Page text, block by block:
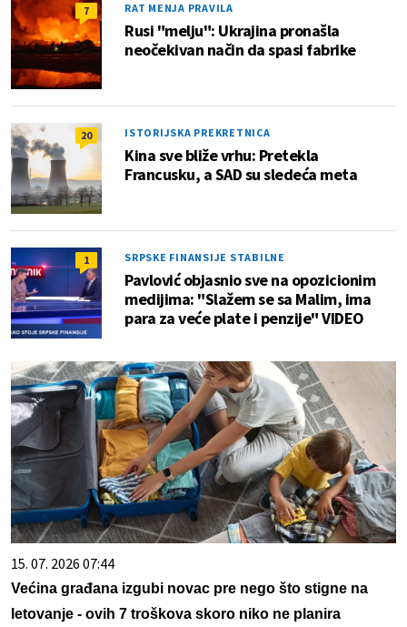
7 RAT MENJA PRAVILA
Rusi "melju": Ukrajina pronašla
neočekivan način da spasi fabrike
20 ISTORIJSKA PREKRETNICA
Kina sve bliže vrhu: Pretekla
Francusku, a SAD su sledeća meta
1 SRPSKE FINANSIJE STABILNE
Pavlović objasnio sve na opozicionim
medijima: "Slažem se sa Malim, ima
para za veće plate i penzije" VIDEO
15. 07. 2026 07:44
Većina građana izgubi novac pre nego što stigne na
letovanje - ovih 7 troškova skoro niko ne planira